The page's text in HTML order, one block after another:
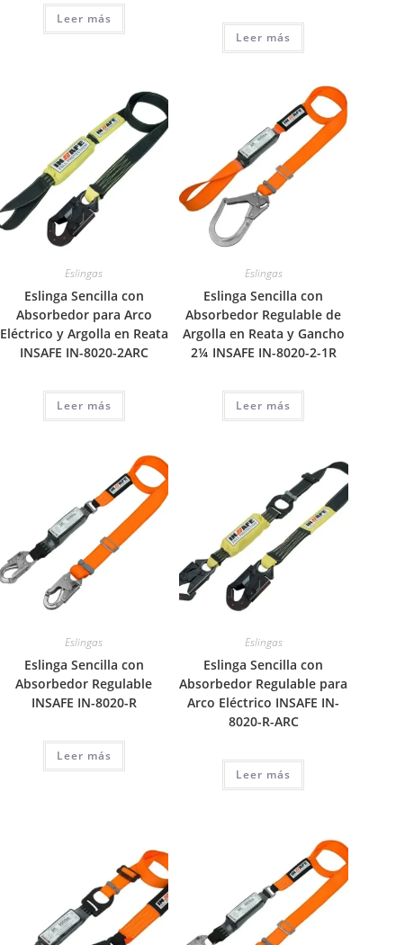
Leer más
Leer más
Eslingas
Eslinga Sencilla con
Absorbedor para Arco
Eléctrico y Argolla en Reata
INSAFE IN-8020-2ARC
Leer más
Eslingas
Eslinga Sencilla con
Absorbedor Regulable de
Argolla en Reata y Gancho
2¼ INSAFE IN-8020-2-1R
Leer más
Eslingas
Eslinga Sencilla con
Absorbedor Regulable
INSAFE IN-8020-R
Leer más
Eslingas
Eslinga Sencilla con
Absorbedor Regulable para
Arco Eléctrico INSAFE IN-
8020-R-ARC
Leer más